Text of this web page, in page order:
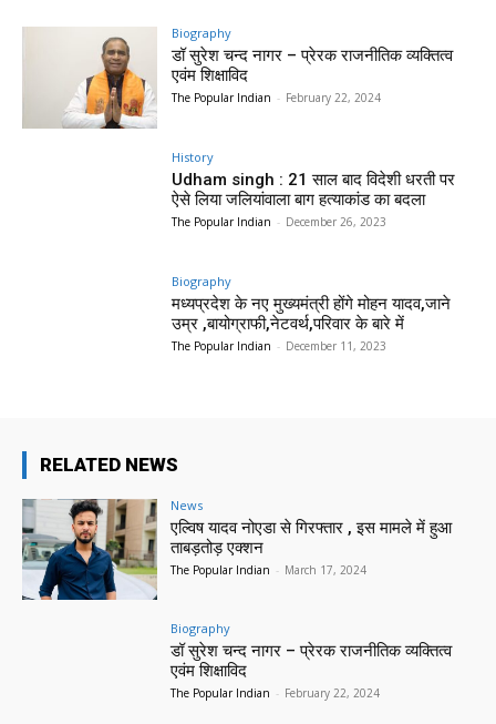
Biography
डॉ सुरेश चन्द नागर – प्रेरक राजनीतिक व्यक्तित्व
एवंम शिक्षाविद
The Popular Indian - February 22, 2024
History
Udham singh : 21 साल बाद विदेशी धरती पर
ऐसे लिया जलियांवाला बाग हत्याकांड का बदला
The Popular Indian - December 26, 2023
Biography
मध्यप्रदेश के नए मुख्यमंत्री होंगे मोहन यादव,जाने
उम्र ,बायोग्राफी,नेटवर्थ,परिवार के बारे में
The Popular Indian - December 11, 2023
RELATED NEWS
News
एल्विष यादव नोएडा से गिरफ्तार , इस मामले में हुआ
ताबड़तोड़ एक्शन
The Popular Indian - March 17, 2024
Biography
डॉ सुरेश चन्द नागर – प्रेरक राजनीतिक व्यक्तित्व
एवंम शिक्षाविद
The Popular Indian - February 22, 2024